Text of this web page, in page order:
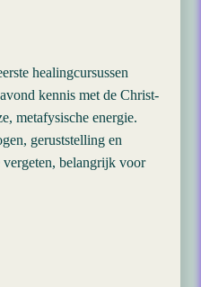
healingcursussen
kennis met de Christ-
metafysische energie.
geruststelling en
belangrijk voor